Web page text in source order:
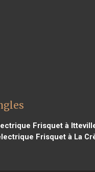
Frisquet à
Frisquet à La